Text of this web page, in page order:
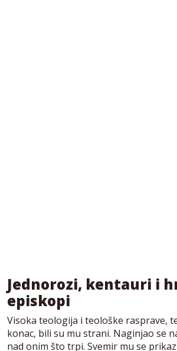
Jednorozi, kentauri i
episkopi
Visoka teologija i teološke rasprave,
konac, bili su mu strani. Naginjao se
nad onim što trpi. Svemir mu se